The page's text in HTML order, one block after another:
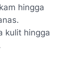
hingga
kulit hingga